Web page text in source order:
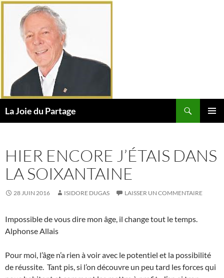
Aller
contenu
La Joie du Partage
HIER ENCORE J’ÉTAIS DANS
LA SOIXANTAINE
28 JUIN 2016 ISIDORE DUGAS LAISSER UN COMMENTAIRE
Impossible de vous dire mon âge, il change tout le temps.
Alphonse Allais
Pour moi, l’âge n’a rien à voir avec le potentiel et la possibilité
de réussite. Tant pis, si l’on découvre un peu tard les forces qui